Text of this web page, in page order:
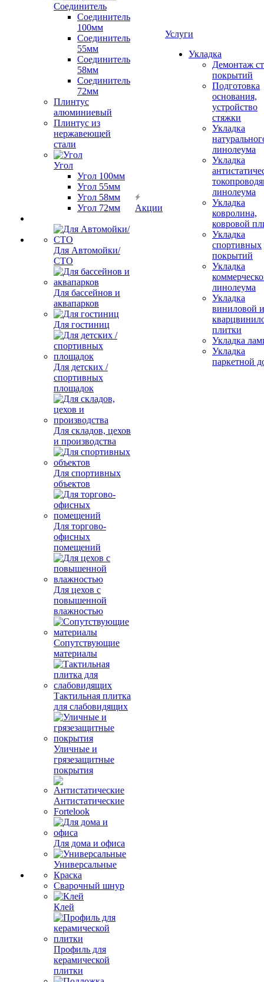
Соединитель
Соединитель
100мм
Соединитель
55мм
Соединитель
58мм
Соединитель
72мм
Плинтус
алюминиевый
Плинтус из
нержавеющей
стали
Угол
Угол 100мм
Угол 55мм
Угол 58мм
Угол 72мм
Для Автомойки/
СТО
Для бассейнов и
аквапарков
Для гостиниц
Для детских /
спортивных
площадок
Для складов, цехов
и производства
Для спортивных
объектов
Для торгово-
офисных
помещений
Для цехов с
повышенной
влажностью
Сопутствующие
материалы
Тактильная плитка
для слабовидящих
Уличные и
грязезащитные
покрытия
Антистатические
Fortelook
Для дома и офиса
Универсальные
Краска
Сварочный шнур
Клей
Профиль для
керамической
плитки
Акции
Услуги
Укладка
Демонтаж
покрытий
Подготовка
основания,
устройство
стяжки
Укладка
линолеума
Укладка
линолеума
Укладка
ковролина,
ковровой
Укладка
спортивных
покрытий
Укладка
линолеума
Укладка
виниловой и
плитки
Укладка
Укладка
паркетной